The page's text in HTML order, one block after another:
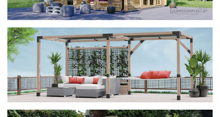
фотогалерея
ДОМИКИ